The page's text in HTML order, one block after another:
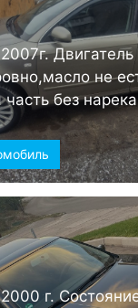
Двигатель
не
без
г.